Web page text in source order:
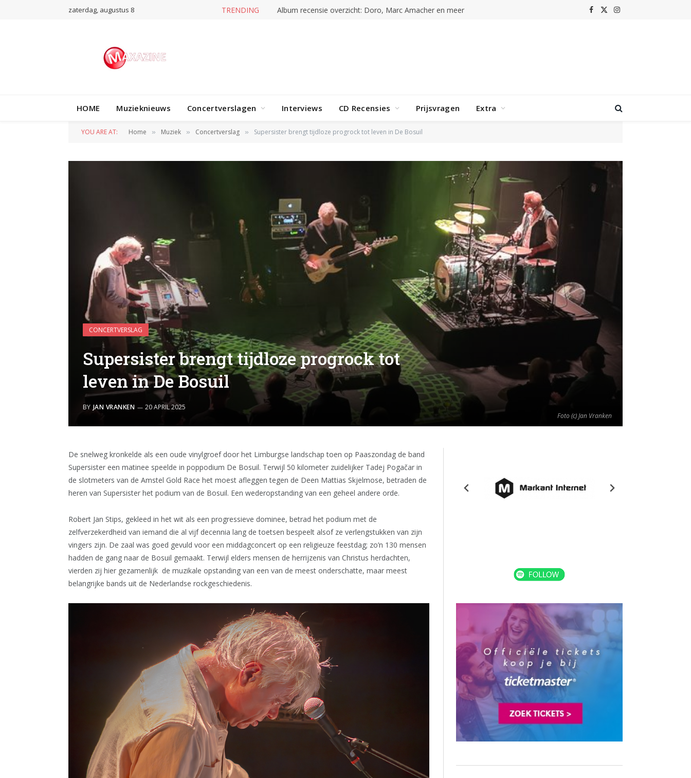
zaterdag, augustus 8 TRENDING Album recensie overzicht: Doro, Marc Amacher en meer Facebook
X
Instagram
HOME Muzieknieuws Concertverslagen Interviews CD Recensies Prijsvragen Extra
YOU ARE AT: Home » Muziek » Concertverslag » Supersister brengt tijdloze progrock tot leven in De Bosuil
Foto (c) Jan Vranken
CONCERTVERSLAG
Supersister brengt tijdloze progrock tot
leven in De Bosuil
BY JAN VRANKEN 20 APRIL 2025
De snelweg kronkelde als een oude vinylgroef door het Limburgse landschap toen op Paaszondag de band
Supersister een matinee speelde in poppodium De Bosuil. Terwijl 50 kilometer zuidelijker Tadej Pogačar in
de slotmeters van de Amstel Gold Race het moest afleggen tegen de Deen Mattias Skjelmose, betraden de
heren van Supersister het podium van de Bosuil. Een wederopstanding van een geheel andere orde.
Robert Jan Stips, gekleed in het wit als een progressieve dominee, betrad het podium met de
zelfverzekerdheid van iemand die al vijf decennia lang de toetsen bespeelt alsof ze verlengstukken van zijn
vingers zijn. De zaal was goed gevuld voor een middagconcert op een religieuze feestdag; zo’n 130 mensen
hadden de gang naar de Bosuil gemaakt. Terwijl elders mensen de herrijzenis van Christus herdachten,
vierden zij hier gezamenlijk de muzikale opstanding van een van de meest onderschatte, maar meest
belangrijke bands uit de Nederlandse rockgeschiedenis.